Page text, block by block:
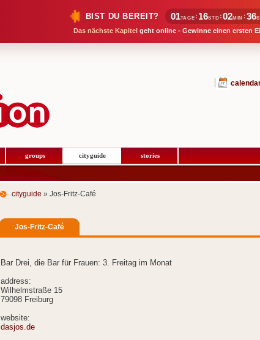
BIST DU BEREIT? 01TAGE : 16STD :02MIN :36
Das nächste Kapitel geht online - Gewinne einen ersten
groups cityguide stories
cityguide » Jos-Fritz-Café
Jos-Fritz-Café
Bar Drei, die Bar für Frauen: 3. Freitag im Monat
address:
Wilhelmstraße 15
79098 Freiburg
website:
dasjos.de